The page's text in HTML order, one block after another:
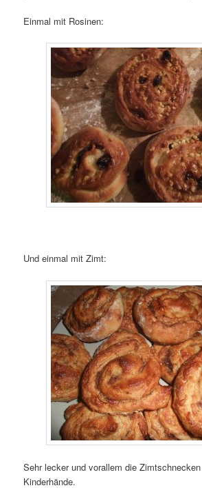
Einmal mit Rosinen:
Und einmal mit Zimt:
Sehr lecker und vorallem die
Kinderhände.